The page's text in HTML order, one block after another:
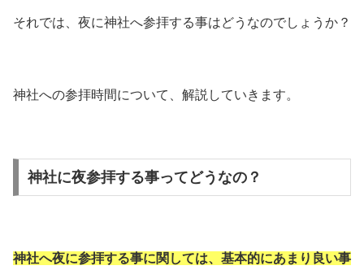
それでは、夜に神社へ参拝する事はどうなのでしょうか？
神社への参拝時間について、解説していきます。
神社に夜参拝する事ってどうなの？
神社へ夜に参拝する事に関しては、基本的にあまり良い事